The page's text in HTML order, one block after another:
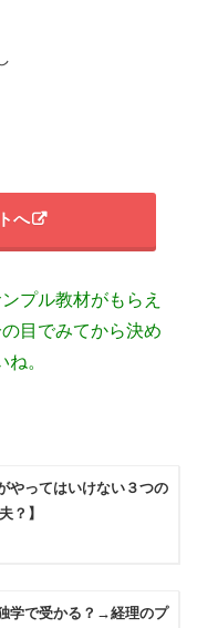
へ
プル教材がもらえ
目でみてから決め
。
やってはいけない３つの
？】
学で受かる？→経理のプ